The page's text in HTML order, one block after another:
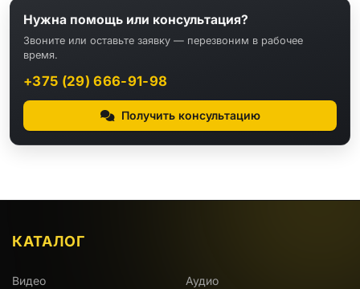
Нужна помощь или консультация?
Звоните или оставьте заявку — перезвоним в рабочее
время.
+375 (29) 666-91-98
Получить консультацию
КАТАЛОГ
Видео Аудио